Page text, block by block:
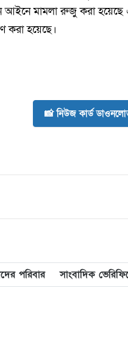
আইনে মামলা রুজু করা
করা হয়েছে।
📸 নিউজ কার্ড
পরিবার সাংবাদিক